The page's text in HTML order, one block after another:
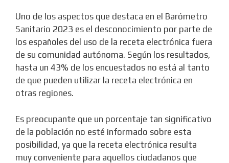
Uno de los aspectos que destaca en el Barómetro
Sanitario 2023 es el desconocimiento por parte de
los españoles del uso de la receta electrónica fuera
de su comunidad autónoma. Según los resultados,
hasta un 43% de los encuestados no está al tanto
de que pueden utilizar la receta electrónica en
otras regiones.
Es preocupante que un porcentaje tan significativo
de la población no esté informado sobre esta
posibilidad, ya que la receta electrónica resulta
muy conveniente para aquellos ciudadanos que